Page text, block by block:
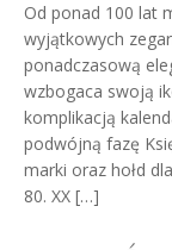
Od ponad 100 lat
wyjątkowych
ponadczasową
wzbogaca swoją
komplikacją
podwójną fazę
marki oraz hołd
80. XX […]